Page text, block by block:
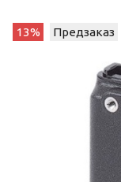
13% Предзаказ